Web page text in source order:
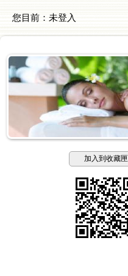
您目前： 未登入
加入到收藏匣